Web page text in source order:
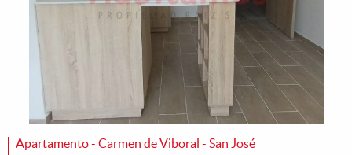
Apartamento - Carmen de Viboral - San José